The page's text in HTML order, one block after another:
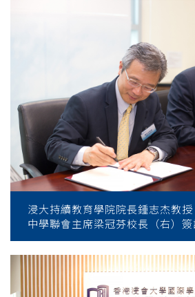
浸大持續教育學院院長鍾志杰教
中學聯會主席梁冠芬校長（右）簽